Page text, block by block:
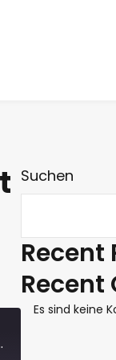
22.Dez
Suchen
Recent
Es sind keine